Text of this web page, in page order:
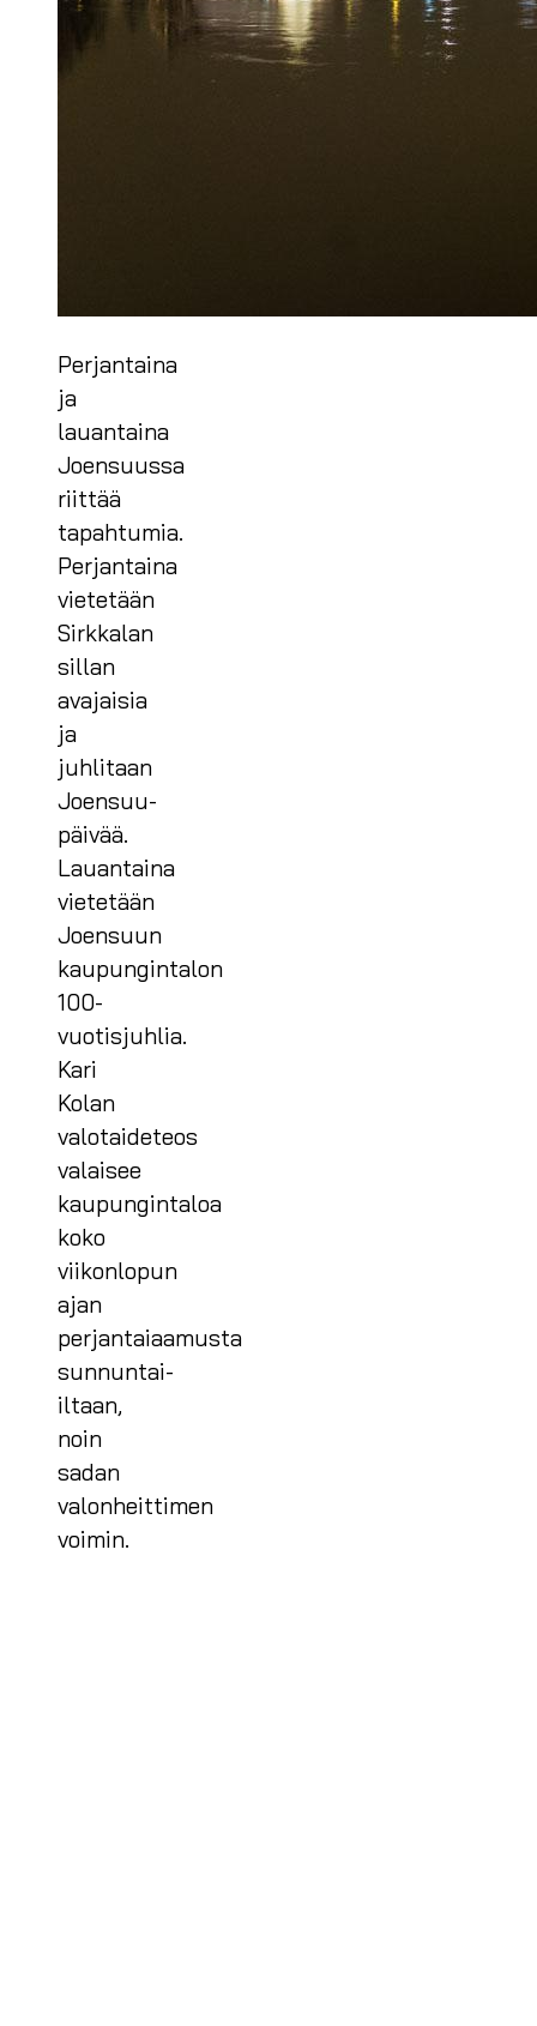
Perjantaina
ja
lauantaina
Joensuussa
riittää
tapahtumia.
Perjantaina
vietetään
Sirkkalan
sillan
avajaisia
ja
juhlitaan
Joensuu-
päivää.
Lauantaina
vietetään
Joensuun
kaupungintalon
100-
vuotisjuhlia.
Kari
Kolan
valotaideteos
valaisee
kaupungintaloa
koko
viikonlopun
ajan
perjantaiaamusta
sunnuntai-
iltaan,
noin
sadan
valonheittimen
voimin.